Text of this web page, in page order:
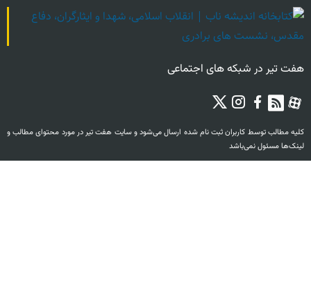
هفت تیر در شبکه های اجتماعی
کليه مطالب توسط کاربران ثبت نام‏ شده ارسال می‌شود و سايت هفت تیر در مورد محتوای مطالب و
لینک‌ها مسئول نمی‌باشد